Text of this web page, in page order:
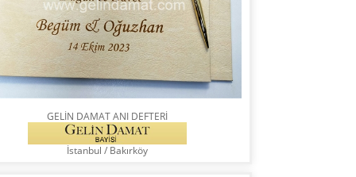
GELİN DAMAT ANI DEFTERİ
İstanbul / Bakırköy